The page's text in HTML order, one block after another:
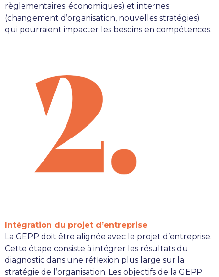
règlementaires, économiques) et internes
(changement d’organisation, nouvelles stratégies)
qui pourraient impacter les besoins en compétences.
Intégration du projet d’entreprise
La GEPP doit être alignée avec le projet d’entreprise.
Cette étape consiste à intégrer les résultats du
diagnostic dans une réflexion plus large sur la
stratégie de l’organisation. Les objectifs de la GEPP